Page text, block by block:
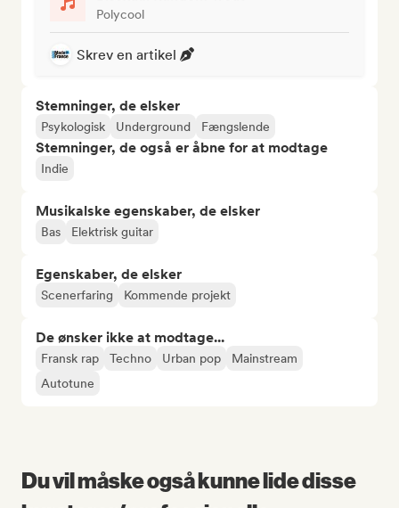
Polycool
Skrev en artikel
Stemninger, de elsker
Psykologisk Underground Fængslende
Stemninger, de også er åbne for at modtage
Indie
Musikalske egenskaber, de elsker
Bas Elektrisk guitar
Egenskaber, de elsker
Scenerfaring Kommende projekt
De ønsker ikke at modtage...
Fransk rap Techno Urban pop
Mainstream
Autotune
Du vil måske også kunne lide disse